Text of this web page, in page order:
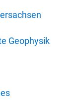
Geophysik